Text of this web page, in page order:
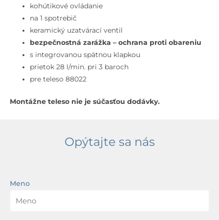
omietku,
kefované
zlato
kohútikové ovládanie
na 1 spotrebič
keramický uzatvárací ventil
bezpečnostná zarážka – ochrana proti obareniu
s integrovanou spätnou klapkou
prietok 28 l/min. pri 3 baroch
pre teleso 88022
Montážne teleso nie je súčasťou dodávky.
Opýtajte sa nás
Meno